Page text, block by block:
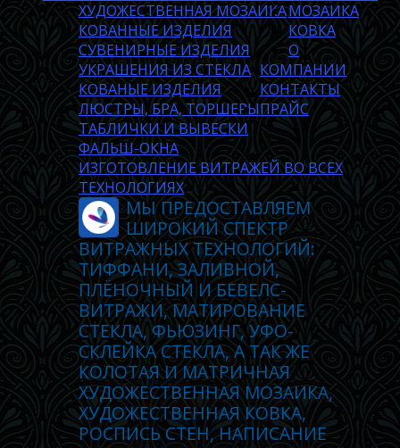
ХУДОЖЕСТВЕННАЯ МОЗАИКА
КОВАННЫЕ ИЗДЕЛИЯ
СУВЕНИРНЫЕ ИЗДЕЛИЯ
УКРАШЕНИЯ ИЗ СТЕКЛА
КОВАНЫЕ ИЗДЕЛИЯ
ЛЮСТРЫ, БРА, ТОРШЕРЫ
ТАБЛИЧКИ И ВЫВЕСКИ
ФАЛЬШ-ОКНА
ИЗГОТОВЛЕНИЕ ВИТРАЖЕЙ ВО ВСЕХ
ТЕХНОЛОГИЯХ
МЫ ПРЕДОСТАВЛЯЕМ
ШИРОКИЙ СПЕКТР
ВИТРАЖНЫХ ТЕХНОЛОГИЙ:
ТИФФАНИ, ЗАЛИВНОЙ,
ПЛЁНОЧНЫЙ И БЕВЕЛС-
ВИТРАЖИ, МАТИРОВАНИЕ
СТЕКЛА, ФЬЮЗИНГ, УФО-
СКЛЕЙКА СТЕКЛА, А ТАК ЖЕ
КОЛОТАЯ И МАТРИЧНАЯ
ХУДОЖЕСТВЕННАЯ МОЗАИКА,
ХУДОЖЕСТВЕННАЯ КОВКА,
РОСПИСЬ СТЕН, НАПИСАНИЕ
МОЗАИКА
КОВКА
О
КОМПАНИИ
КОНТАКТЫ
ПРАЙС